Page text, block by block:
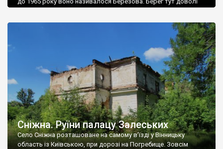
Наддністрянське відрізняється від більшості навколишніх
сіл. У селі є мурована Михайлівська церква. Точної дати […]
Сніжна. Руїни палацу Залеських
Село Сніжна розташоване на самому в’їзді у Вінницьку
область із Київською, при дорозі на Погребище. Зовсім